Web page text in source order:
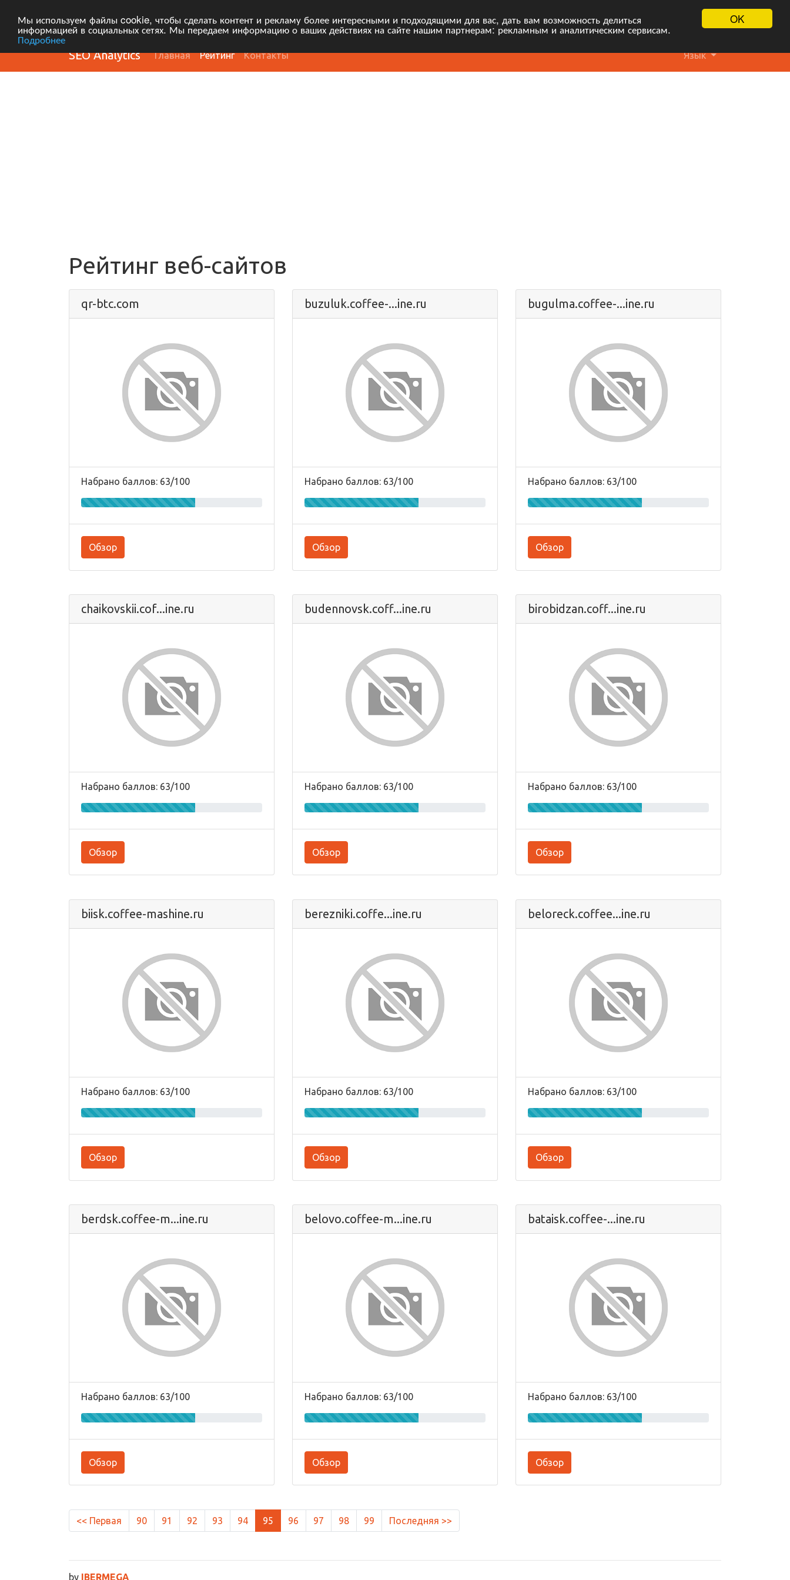
OK
Мы используем файлы cookie, чтобы сделать контент и рекламу более интересными и подходящими для вас, дать вам возможность делиться
информацией в социальных сетях. Мы передаем информацию о ваших действиях на сайте нашим партнерам: рекламным и аналитическим сервисам.
Подробнее
SEO Analytics Главная Рейтинг Контакты Язык
Рейтинг веб-сайтов
qr-btc.com
Набрано баллов: 63/100
Обзор
buzuluk.coffee-...ine.ru
Набрано баллов: 63/100
Обзор
bugulma.coffee-...ine.ru
Набрано баллов: 63/100
Обзор
chaikovskii.cof...ine.ru
Набрано баллов: 63/100
Обзор
budennovsk.coff...ine.ru
Набрано баллов: 63/100
Обзор
birobidzan.coff...ine.ru
Набрано баллов: 63/100
Обзор
biisk.coffee-mashine.ru
Набрано баллов: 63/100
Обзор
berezniki.coffe...ine.ru
Набрано баллов: 63/100
Обзор
beloreck.coffee...ine.ru
Набрано баллов: 63/100
Обзор
berdsk.coffee-m...ine.ru
Набрано баллов: 63/100
Обзор
belovo.coffee-m...ine.ru
Набрано баллов: 63/100
Обзор
bataisk.coffee-...ine.ru
Набрано баллов: 63/100
Обзор
<< Первая 90 91 92 93 94 95 96 97 98 99 Последняя >>
by IBERMEGA